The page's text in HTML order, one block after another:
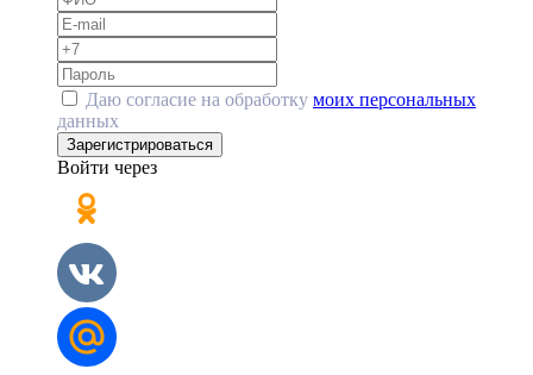
Даю согласие на обработку моих персональных
данных
Зарегистрироваться
Войти через